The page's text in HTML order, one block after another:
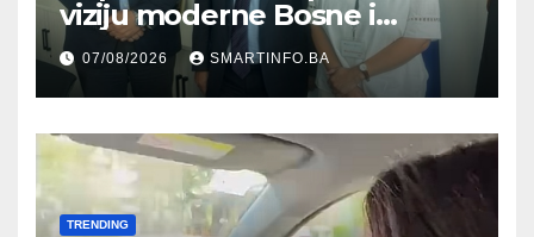
viziju moderne Bosne i
Hercegovine ambasadoru
Njemačke
07/08/2026 SMARTINFO.BA
TRENDING